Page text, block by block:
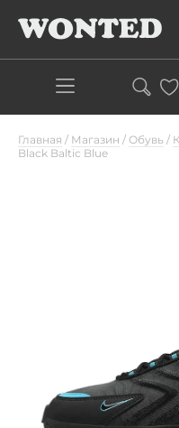
Главная / Магазин / Обувь /
Black Baltic Blue